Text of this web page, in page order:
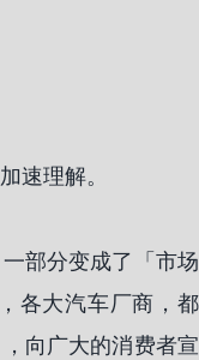
速理解。
部分变成了「市场
各大汽车厂商，都
向广大的消费者宣